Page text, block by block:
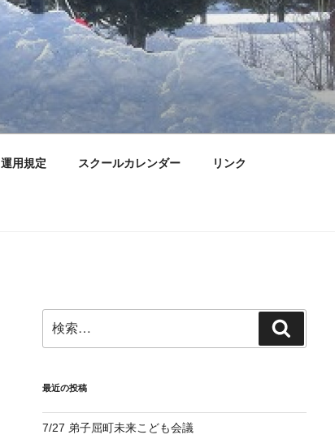
運用規定 スクールカレンダー リンク
索:
索
最近の投稿
7/27 弟子屈町未来こども会議